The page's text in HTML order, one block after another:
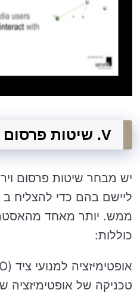
V. שיטות פרסום וירטואלי
יש מבחר שיטות פרסום
ליישם בהם כדי להצליח
ממש. יותר מאחד
כוללות:
טכניקה של אופטימיזציה